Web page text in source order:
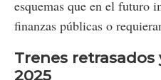
esquemas que en el futuro
finanzas públicas o
Trenes
2025